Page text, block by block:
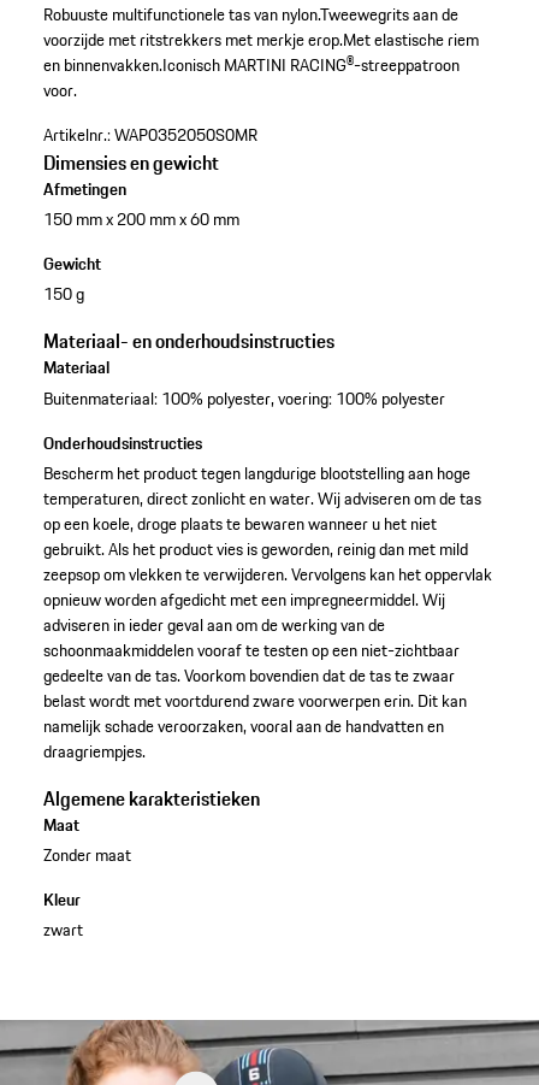
Robuuste multifunctionele tas van nylon.Tweewegrits aan de
voorzijde met ritstrekkers met merkje erop.Met elastische riem
en binnenvakken.Iconisch MARTINI RACING®-streeppatroon
voor.
Artikelnr.:WAP0352050S0MR
Dimensies en gewicht
Afmetingen
150 mm x 200 mm x 60 mm
Gewicht
150 g
Materiaal- en onderhoudsinstructies
Materiaal
Buitenmateriaal: 100% polyester, voering: 100% polyester
Onderhoudsinstructies
Bescherm het product tegen langdurige blootstelling aan hoge
temperaturen, direct zonlicht en water. Wij adviseren om de tas
op een koele, droge plaats te bewaren wanneer u het niet
gebruikt. Als het product vies is geworden, reinig dan met mild
zeepsop om vlekken te verwijderen. Vervolgens kan het oppervlak
opnieuw worden afgedicht met een impregneermiddel. Wij
adviseren in ieder geval aan om de werking van de
schoonmaakmiddelen vooraf te testen op een niet-zichtbaar
gedeelte van de tas. Voorkom bovendien dat de tas te zwaar
belast wordt met voortdurend zware voorwerpen erin. Dit kan
namelijk schade veroorzaken, vooral aan de handvatten en
draagriempjes.
Algemene karakteristieken
Maat
Zonder maat
Kleur
zwart